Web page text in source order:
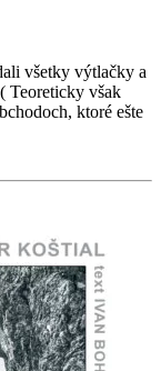
všetky výtlačky a
Teoreticky však
ktoré ešte